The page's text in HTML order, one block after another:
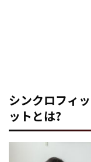
シンクロフィ
ットとは?